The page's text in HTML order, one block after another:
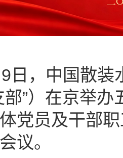
，中国散装
部”）在京举
党员及干部
议。